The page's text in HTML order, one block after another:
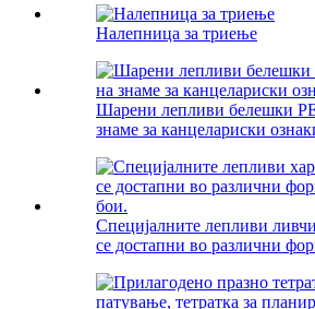
Налепница за триење
Шарени лепливи белешки
знаме за канцелариски
Специјалните лепливи
се достапни во различни